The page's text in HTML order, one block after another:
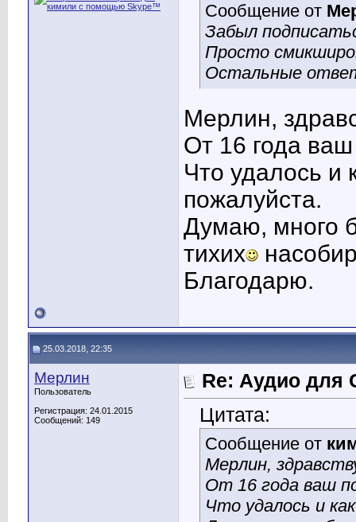
Сообщение от
Забыл
Просто
Остальные
Мерлин,
От 16 года ваш
Что удалось и
пожалуйста.
Думаю, много
тихих
Благодарю.
25.03.2018, 22:35
Мерлин
Пользователь
Регистрация: 24.01.2015
Сообщений: 149
Re: Аудио для
Цитата:
Сообщение от
Мерлин,
От 16 года ваш
Что удалось и